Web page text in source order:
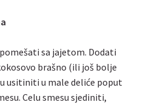
sa jajetom. Dodati
brašno (ili još bolje
usitiniti u male deliće poput
Celu smesu sjediniti,